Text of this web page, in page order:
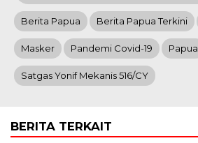
Berita Papua Berita Papua Terkini
Masker Pandemi Covid-19 Papua
Satgas Yonif Mekanis 516/CY
BERITA TERKAIT